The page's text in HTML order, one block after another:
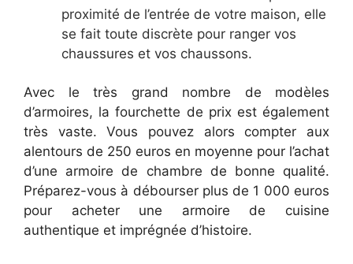
proximité de l’entrée de votre maison, elle
se fait toute discrète pour ranger vos
chaussures et vos chaussons.
Avec le très grand nombre de modèles
d’armoires, la fourchette de prix est également
très vaste. Vous pouvez alors compter aux
alentours de 250 euros en moyenne pour l’achat
d’une armoire de chambre de bonne qualité.
Préparez-vous à débourser plus de 1 000 euros
pour acheter une armoire de cuisine
authentique et imprégnée d’histoire.